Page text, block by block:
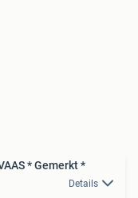
* Gemerkt *
Details